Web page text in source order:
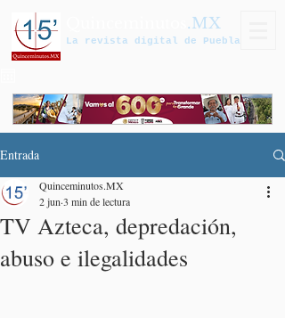
.MX
La revista digital de Puebla
Entrada
TV Azteca, depredación,
abuso e ilegalidades
Quinceminutos.MX
2 jun 3 min de lectura